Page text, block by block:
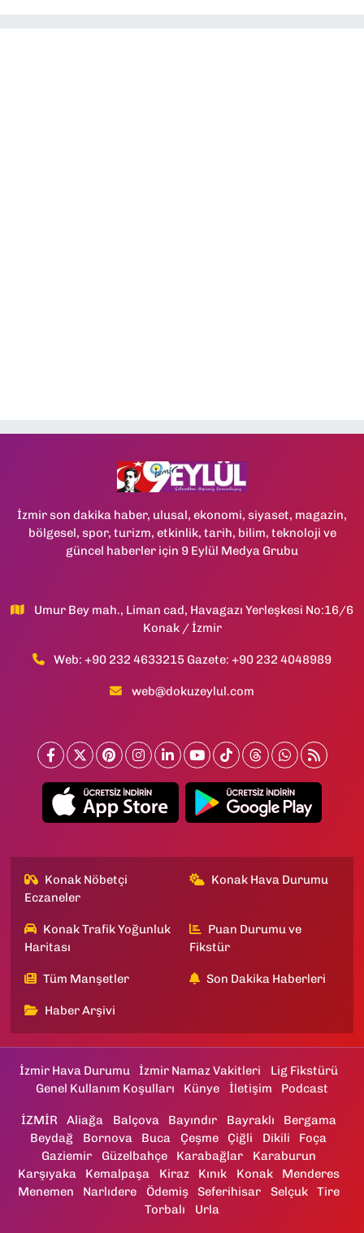
İzmir son dakika haber, ulusal, ekonomi, siyaset, magazin,
bölgesel, spor, turizm, etkinlik, tarih, bilim, teknoloji ve
güncel haberler için 9 Eylül Medya Grubu
Umur Bey mah., Liman cad, Havagazı Yerleşkesi No:16/6
Konak / İzmir
Web: +90 232 4633215 Gazete: +90 232 4048989
web@dokuzeylul.com
Konak Nöbetçi
Eczaneler
Konak Hava Durumu
Konak Trafik Yoğunluk
Haritası
Puan Durumu ve
Fikstür
Tüm Manşetler Son Dakika Haberleri
Haber Arşivi
İzmir Hava Durumu İzmir Namaz Vakitleri
Lig Fikstürü
Genel Kullanım Koşulları
Künye İletişim Podcast
İZMİR Aliağa Balçova Bayındır Bayraklı
Bergama
Beydağ
Bornova Buca Çeşme Çiğli Dikili
Foça
Gaziemir
Güzelbahçe Karabağlar
Karaburun
Karşıyaka
Kemalpaşa Kiraz Kınık Konak
Menderes
Menemen
Narlıdere Ödemiş Seferihisar Selçuk
Tire
Torbalı
Urla